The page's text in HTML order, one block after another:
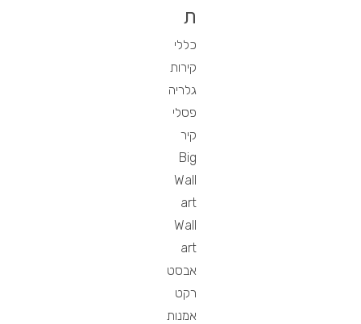
ת
כללי
קירות
גלריה
פסלי
קיר
Big
Wall
art
Wall
art
אבסט
רקט
אמנות